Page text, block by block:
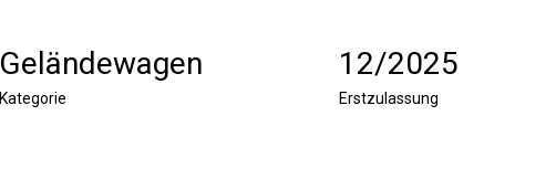
Geländewagen
Kategorie
12/2025
Erstzulassung